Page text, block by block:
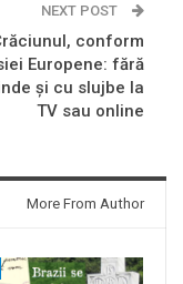
NEXT POST
conform
Europene: fără
și cu slujbe la
TV sau online
More From Author